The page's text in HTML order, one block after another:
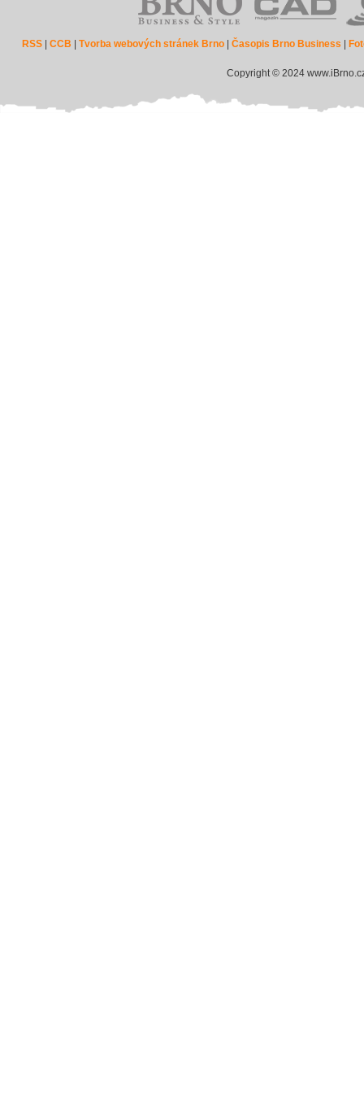
RSS |CCB |Tvorba webových stránek Brno |Časopis Brno Business
Copyright © 2024